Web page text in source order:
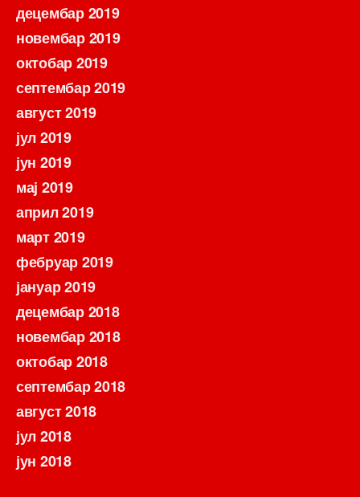
децембар 2019
новембар 2019
октобар 2019
септембар 2019
август 2019
јул 2019
јун 2019
мај 2019
април 2019
март 2019
фебруар 2019
јануар 2019
децембар 2018
новембар 2018
октобар 2018
септембар 2018
август 2018
јул 2018
јун 2018